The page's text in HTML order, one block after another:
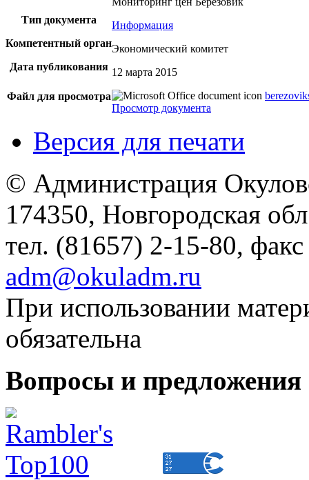
Тип документа
Информация
Компетентный органЭкономический комитет
Дата публикования 12 марта 2015
Файл для просмотра
Просмотр документа
Версия для печати
© Администрация
174350, Новгородская
тел. (81657) 2-15-80,
adm@okuladm.ru
При использовании
обязательна
Вопросы и